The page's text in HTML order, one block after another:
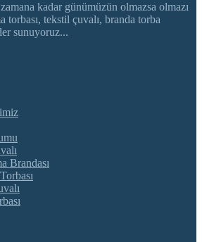
kadar günümüzün olmazsa olmazı
torbası, tekstil çuvalı, branda torba
sunuyoruz...
Brandası